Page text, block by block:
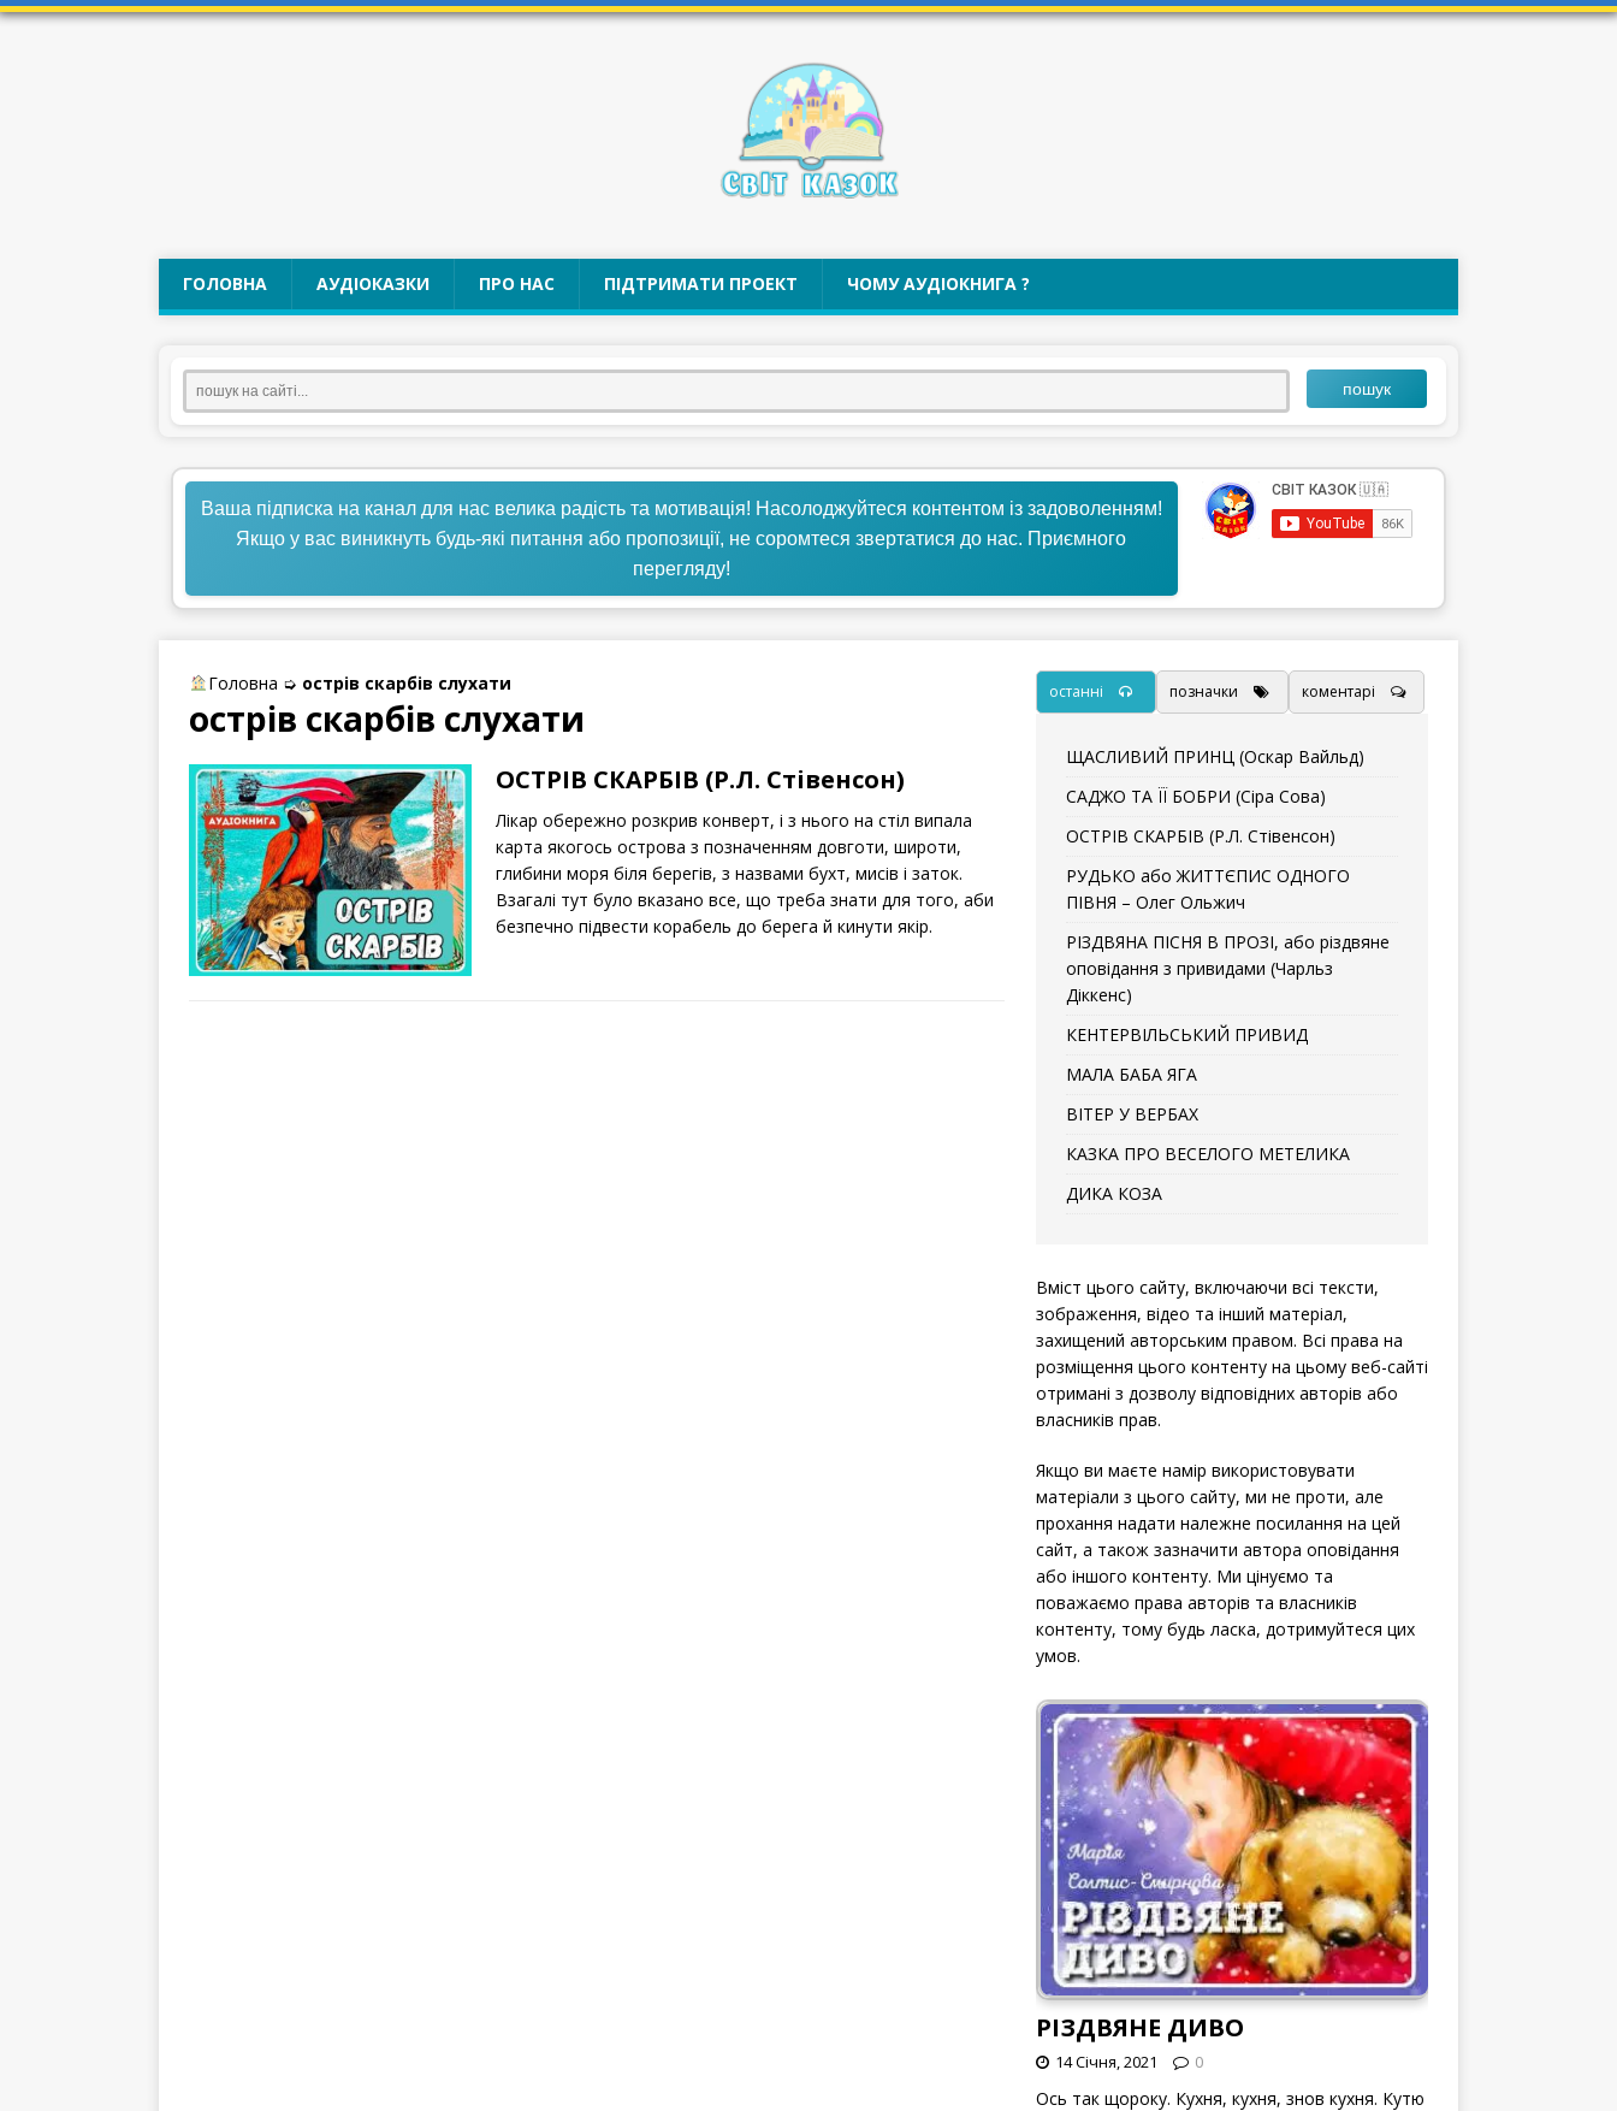
ГОЛОВНА АУДІОКАЗКИ ПРО НАС ПІДТРИМАТИ ПРОЕКТ ЧОМУ АУДІОКНИГА ?
пошук
Ваша підписка на канал для нас велика радість та мотивація! Насолоджуйтеся контентом із задоволенням!
Якщо у вас виникнуть будь-які питання або пропозиції, не соромтеся звертатися до нас. Приємного
перегляду!
Головна ➭ острів скарбів слухати
острів скарбів слухати
ОСТРІВ СКАРБІВ (Р.Л. Стівенсон)
Лікар обережно розкрив конверт, і з нього на стіл випала
карта якогось острова з позначенням довготи, широти,
глибини моря біля берегів, з назвами бухт, мисів і заток.
Взагалі тут було вказано все, що треба знати для того, аби
безпечно підвести корабель до берега й кинути якір.
останні позначки коментарі
ЩАСЛИВИЙ ПРИНЦ (Оскар Вайльд)
САДЖО ТА ЇЇ БОБРИ (Сіра Сова)
ОСТРІВ СКАРБІВ (Р.Л. Стівенсон)
РУДЬКО або ЖИТТЄПИС ОДНОГО
ПІВНЯ – Олег Ольжич
РІЗДВЯНА ПІСНЯ В ПРОЗІ, або різдвяне
оповідання з привидами (Чарльз
Діккенс)
КЕНТЕРВІЛЬСЬКИЙ ПРИВИД
МАЛА БАБА ЯГА
ВІТЕР У ВЕРБАХ
КАЗКА ПРО ВЕСЕЛОГО МЕТЕЛИКА
ДИКА КОЗА
Вміст цього сайту, включаючи всі тексти,
зображення, відео та інший матеріал,
захищений авторським правом. Всі права на
розміщення цього контенту на цьому веб-сайті
отримані з дозволу відповідних авторів або
власників прав.
Якщо ви маєте намір використовувати
матеріали з цього сайту, ми не проти, але
прохання надати належне посилання на цей
сайт, а також зазначити автора оповідання
або іншого контенту. Ми цінуємо та
поважаємо права авторів та власників
контенту, тому будь ласка, дотримуйтеся цих
умов.
РІЗДВЯНЕ ДИВО
14 Січня, 2021 0
Ось так щороку. Кухня, кухня, знов кухня. Кутю